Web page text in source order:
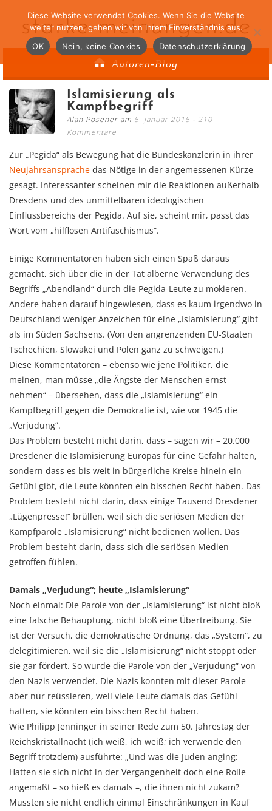
starke-meinungen.de
Autoren-Blog
Islamisierung als
Kampfbegriff
Alan Posener am 5. Januar 2015
210
Kommentare
Zur „Pegida“ als Bewegung hat die Bundeskanzlerin in ihrer
Neujahrsansprache das Nötige in der angemessenen Kürze
gesagt. Interessanter scheinen mir die Reaktionen außerhalb
Dresdens und des unmittelbaren ideologischen
Einflussbereichs der Pegida. Auf sie, scheint mir, passt das
Wort vom „hilflosen Antifaschismus“.
Einige Kommentatoren haben sich einen Spaß daraus
gemacht, sich über die in der Tat alberne Verwendung des
Begriffs „Abendland“ durch die Pegida-Leute zu mokieren.
Andere haben darauf hingewiesen, dass es kaum irgendwo in
Deutschland weniger Anzeichen für eine „Islamisierung“ gibt
als im Süden Sachsens. (Von den angrenzenden EU-Staaten
Tschechien, Slowakei und Polen ganz zu schweigen.)
Diese Kommentatoren – ebenso wie jene Politiker, die
meinen, man müsse „die Ängste der Menschen ernst
nehmen“ – übersehen, dass die „Islamisierung“ ein
Kampfbegriff gegen die Demokratie ist, wie vor 1945 die
„Verjudung“.
Das Problem besteht nicht darin, dass – sagen wir – 20.000
Dresdener die Islamisierung Europas für eine Gefahr halten,
sondern dass es bis weit in bürgerliche Kreise hinein ein
Gefühl gibt, die Leute könnten ein bisschen Recht haben. Das
Problem besteht nicht darin, dass einige Tausend Dresdener
„Lügenpresse!“ brüllen, weil sich die seriösen Medien der
Kampfparole „Islamisierung“ nicht bedienen wollen. Das
Problem besteht darin, dass sich die seriösen Medien
getroffen fühlen.
Damals „Verjudung“; heute „Islamisierung“
Noch einmal: Die Parole von der „Islamisierung“ ist nicht bloß
eine falsche Behauptung, nicht bloß eine Übertreibung. Sie
ist der Versuch, die demokratische Ordnung, das „System“, zu
delegitimieren, weil sie die „Islamisierung“ nicht stoppt oder
sie gar fördert. So wurde die Parole von der „Verjudung“ von
den Nazis verwendet. Die Nazis konnten mit dieser Parole
aber nur reüssieren, weil viele Leute damals das Gefühl
hatten, sie könnten ein bisschen Recht haben.
Wie Philipp Jenninger in seiner Rede zum 50. Jahrestag der
Reichskristallnacht (ich weiß, ich weiß; ich verwende den
Begriff trotzdem) ausführte: „Und was die Juden anging:
Hatten sie sich nicht in der Vergangenheit doch eine Rolle
angemaßt – so hieß es damals –, die ihnen nicht zukam?
Mussten sie nicht endlich einmal Einschränkungen in Kauf
Diese Website verwendet Cookies. Wenn Sie die Website
weiter nutzen, gehen wir von Ihrem Einverständnis aus.
OK
Nein, keine Cookies Datenschutzerklärung